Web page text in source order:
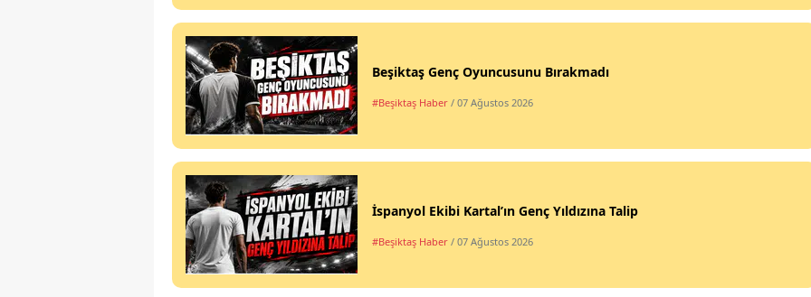
Beşiktaş Genç Oyuncusunu Bırakmadı
#Beşiktaş Haber / 07 Ağustos 2026
İspanyol Ekibi Kartal’ın Genç Yıldızına Talip
#Beşiktaş Haber / 07 Ağustos 2026